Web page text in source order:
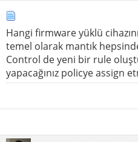
Hangi firmware yüklü
temel olarak mantık
Control de yeni bir rule
yapacağınız policye assign